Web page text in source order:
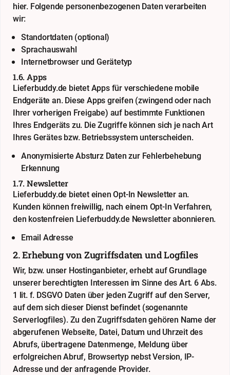
hier. Folgende personenbezogenen Daten verarbeiten
wir:
Standortdaten (optional)
Sprachauswahl
Internetbrowser und Gerätetyp
1.6. Apps
Lieferbuddy.de bietet Apps für verschiedene mobile
Endgeräte an. Diese Apps greifen (zwingend oder nach
Ihrer vorherigen Freigabe) auf bestimmte Funktionen
Ihres Endgeräts zu. Die Zugriffe können sich je nach Art
Ihres Gerätes bzw. Betriebssystem unterscheiden.
Anonymisierte Absturz Daten zur Fehlerbehebung
Erkennung
1.7. Newsletter
Lieferbuddy.de bietet einen Opt-In Newsletter an.
Kunden können freiwillig, nach einem Opt-In Verfahren,
den kostenfreien Lieferbuddy.de Newsletter abonnieren.
Email Adresse
2. Erhebung von Zugriffsdaten und Logfiles
Wir, bzw. unser Hostinganbieter, erhebt auf Grundlage
unserer berechtigten Interessen im Sinne des Art. 6 Abs.
1 lit. f. DSGVO Daten über jeden Zugriff auf den Server,
auf dem sich dieser Dienst befindet (sogenannte
Serverlogfiles). Zu den Zugriffsdaten gehören Name der
abgerufenen Webseite, Datei, Datum und Uhrzeit des
Abrufs, übertragene Datenmenge, Meldung über
erfolgreichen Abruf, Browsertyp nebst Version, IP-
Adresse und der anfragende Provider.